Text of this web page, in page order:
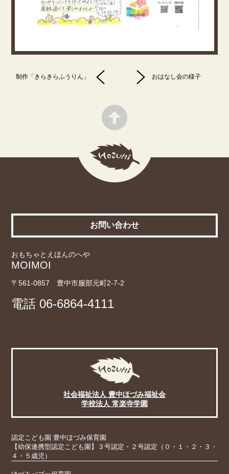
制作「きらきらふうりん」 おはなし会の様子
お問い合わせ
おもちゃとえほんのへや
MOIMOI
〒561-0857 豊中市服部元町2-7-2
電話 06-6864-4111
社会福祉法人 豊中ほづみ福祉会
学校法人 常楽寺学園
認定こども園 豊中ほづみ保育園
【幼保連携型認定こども園】３号認定・２号認定（０・１・２・３・
４・５歳児）